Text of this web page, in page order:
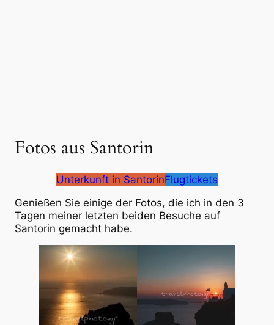
Fotos aus Santorin
Unterkunft in SantorinFlugtickets
Genießen Sie einige der Fotos, die ich in den 3
Tagen meiner letzten beiden Besuche auf
Santorin gemacht habe.